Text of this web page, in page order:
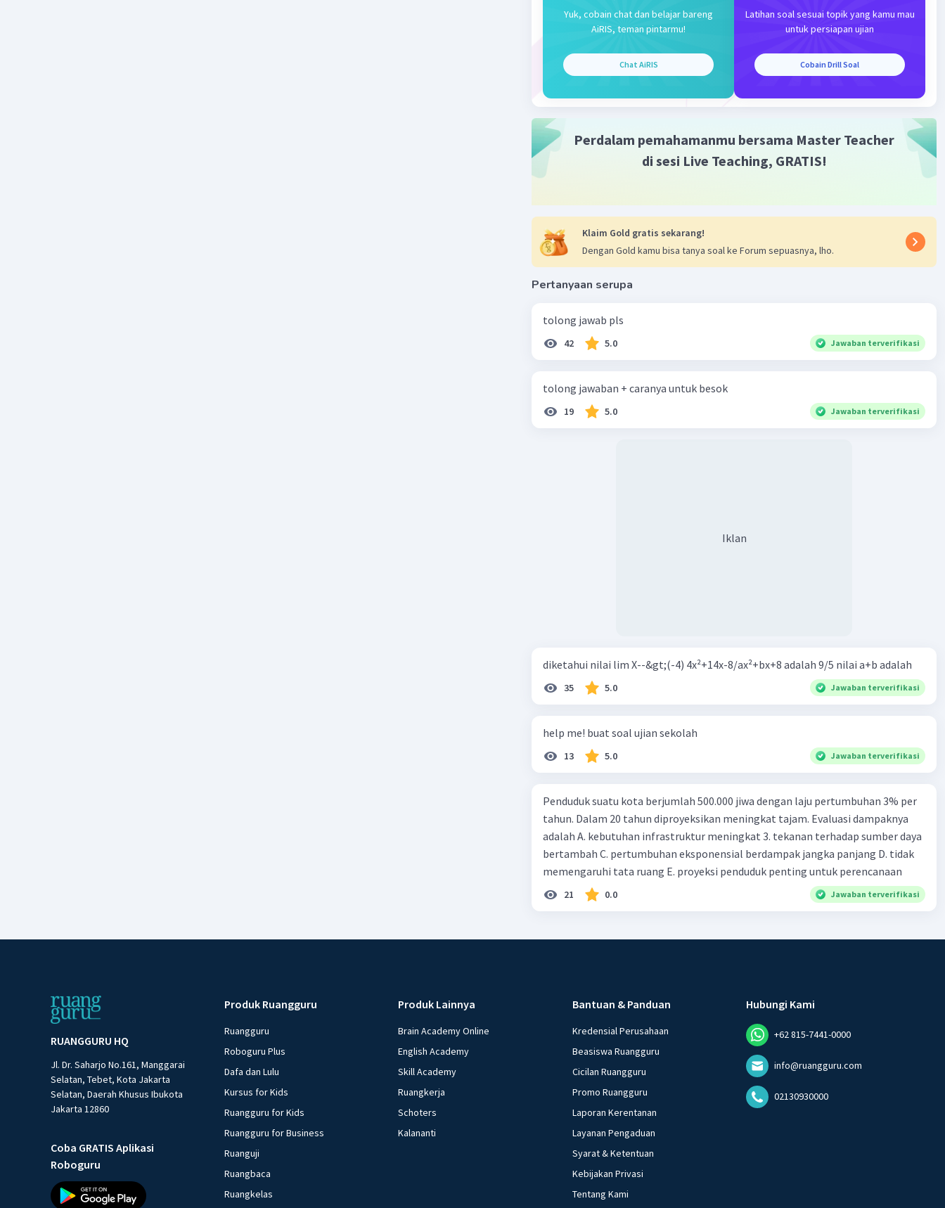
Iklan
Yuk, cobain chat dan belajar bareng
AiRIS, teman pintarmu!
Chat AiRIS
Latihan soal sesuai topik yang kamu mau
untuk persiapan ujian
Cobain Drill Soal
Perdalam pemahamanmu bersama Master Teacher
di sesi Live Teaching, GRATIS!
Klaim Gold gratis sekarang!
Dengan Gold kamu bisa tanya soal ke Forum sepuasnya, lho.
Pertanyaan serupa
tolong jawab pls
42 5.0 Jawaban terverifikasi
tolong jawaban + caranya untuk besok
19 5.0 Jawaban terverifikasi
Iklan
diketahui nilai lim X--&gt;(-4) 4x²+14x-8/ax²+bx+8 adalah 9/5 nilai a+b adalah
35 5.0 Jawaban terverifikasi
help me! buat soal ujian sekolah
13 5.0 Jawaban terverifikasi
Penduduk suatu kota berjumlah 500.000 jiwa dengan laju pertumbuhan 3% per
tahun. Dalam 20 tahun diproyeksikan meningkat tajam. Evaluasi dampaknya
adalah A. kebutuhan infrastruktur meningkat 3. tekanan terhadap sumber daya
bertambah C. pertumbuhan eksponensial berdampak jangka panjang D. tidak
memengaruhi tata ruang E. proyeksi penduduk penting untuk perencanaan
21 0.0 Jawaban terverifikasi
RUANGGURU HQ
Jl. Dr. Saharjo No.161, Manggarai
Selatan, Tebet, Kota Jakarta
Selatan, Daerah Khusus Ibukota
Jakarta 12860
Coba GRATIS Aplikasi
Roboguru
Produk Ruangguru
Ruangguru
Roboguru Plus
Dafa dan Lulu
Kursus for Kids
Ruangguru for Kids
Ruangguru for Business
Ruanguji
Ruangbaca
Ruangkelas
Produk Lainnya
Brain Academy Online
English Academy
Skill Academy
Ruangkerja
Schoters
Kalananti
Bantuan & Panduan
Kredensial Perusahaan
Beasiswa Ruangguru
Cicilan Ruangguru
Promo Ruangguru
Laporan Kerentanan
Layanan Pengaduan
Syarat & Ketentuan
Kebijakan Privasi
Tentang Kami
Hubungi Kami
+62 815-7441-0000
info@ruangguru.com
02130930000